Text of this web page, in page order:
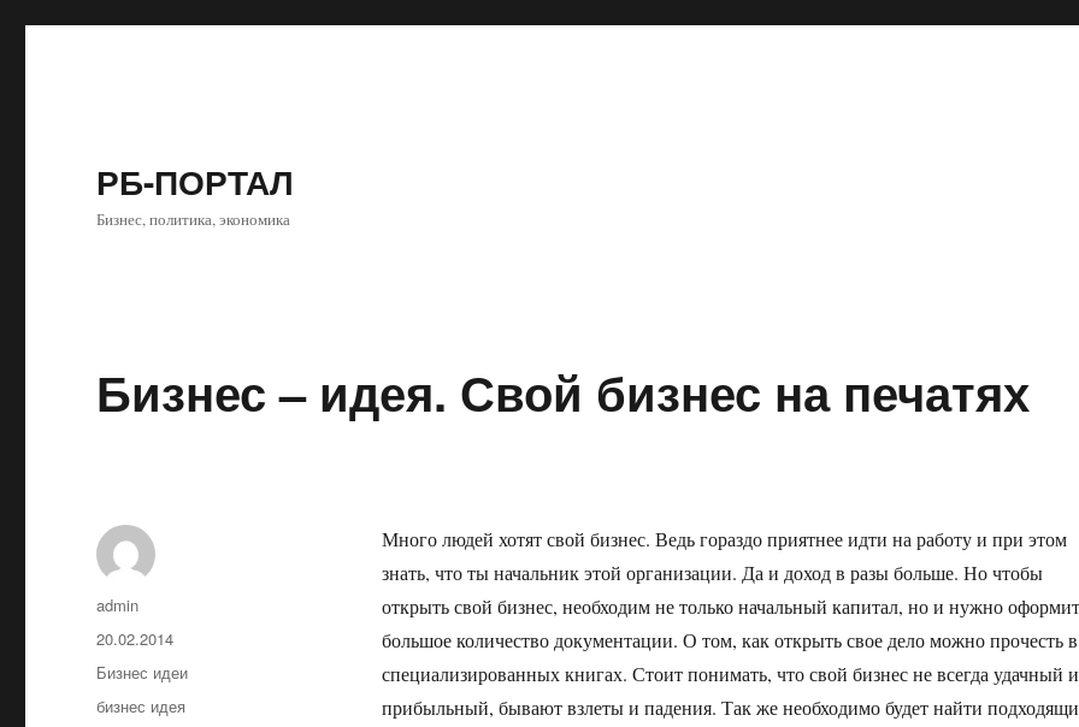
РБ-ПОРТАЛ
Бизнес, политика, экономика
Бизнес – идея. Свой бизнес на печатях
Много людей хотят свой бизнес. Ведь гораздо приятнее идти на работу и при этом
знать, что ты начальник этой организации. Да и доход в разы больше. Но чтобы
открыть свой бизнес, необходим не только начальный капитал, но и нужно
большое количество документации. О том, как открыть свое дело можно прочесть в
специализированных книгах. Стоит понимать, что свой бизнес не всегда удачный и
прибыльный, бывают взлеты и падения. Так же необходимо будет найти
Автор
admin
Опубликовано
20.02.2014
Рубрики
Бизнес идеи
Метки
бизнес идея